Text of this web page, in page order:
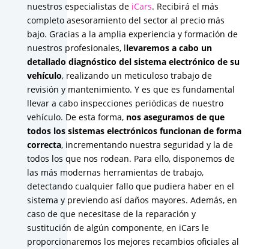
nuestros especialistas de iCars. Recibirá el más
completo asesoramiento del sector al precio más
bajo. Gracias a la amplia experiencia y formación de
nuestros profesionales, llevaremos a cabo un
detallado diagnóstico del sistema electrónico de su
vehículo, realizando un meticuloso trabajo de
revisión y mantenimiento. Y es que es fundamental
llevar a cabo inspecciones periódicas de nuestro
vehículo. De esta forma, nos aseguramos de que
todos los sistemas electrónicos funcionan de forma
correcta, incrementando nuestra seguridad y la de
todos los que nos rodean. Para ello, disponemos de
las más modernas herramientas de trabajo,
detectando cualquier fallo que pudiera haber en el
sistema y previendo así daños mayores. Además, en
caso de que necesitase de la reparación y
sustitución de algún componente, en iCars le
proporcionaremos los mejores recambios oficiales al